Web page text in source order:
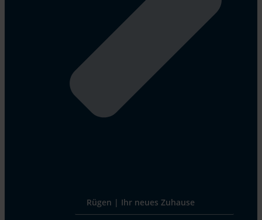
Rügen | Ihr neues Zuhause